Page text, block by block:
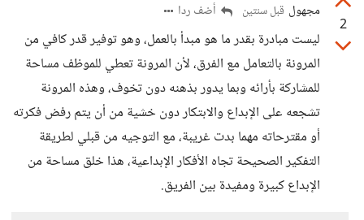
2
مجهول قبل سنتين أضف ردا
ليست مبادرة بقدر ما هو مبدأ بالعمل، وهو توفير قدر كافي من
المرونة بالتعامل مع الفرق، لأن المرونة تعطي للموظف مساحة
للمشاركة بأرائه وبما يدور بذهنه دون تخوف، وهذه المرونة
تشجعه على الإبداع والابتكار دون خشية من أن يتم رفض فكرته
أو مقترحاته مهما بدت غريبة، مع التوجيه من قبلي لطريقة
التفكير الصحيحة تجاه الأفكار الإبداعية، هذا خلق مساحة من
الإبداع كبيرة ومفيدة بين الفريق.